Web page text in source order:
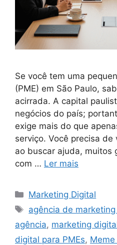
Se você tem uma
(PME) em São Paulo,
acirrada. A capital
negócios do país;
exige mais do que
serviço. Você precisa
ao buscar ajuda, muitos
com … Ler mais
Marketing Digital
agência de
agência, marketing
digital para PMEs,